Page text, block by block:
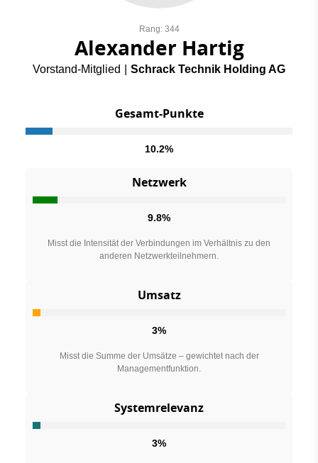
Rang: 344
Alexander Hartig
Vorstand-Mitglied Schrack Technik Holding AG
Gesamt-Punkte
10.2%
Netzwerk
9.8%
Misst die Intensität der Verbindungen im Verhältnis zu den
anderen Netzwerkteilnehmern.
Umsatz
3%
Misst die Summe der Umsätze – gewichtet nach der
Managementfunktion.
Systemrelevanz
3%